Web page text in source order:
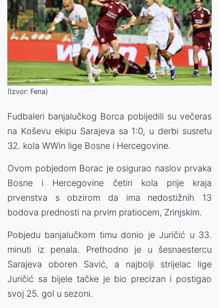
(Izvor: Fena)
Fudbaleri banjalučkog Borca pobijedili su večeras
na Koševu ekipu Sarajeva sa 1:0, u derbi susretu
32. kola WWin lige Bosne i Hercegovine.
Ovom pobjedom Borac je osigurao naslov prvaka
Bosne i Hercegovine četiri kola prije kraja
prvenstva s obzirom da ima nedostižnih 13
bodova prednosti na prvim pratiocem, Zrinjskim.
Pobjedu banjalučkom timu donio je Juričić u 33.
minuti iz penala. Prethodno je u šesnaestercu
Sarajeva oboren Savić, a najbolji strijelac lige
Juričić sa bijele tačke je bio precizan i postigao
svoj 25. gol u sezoni.